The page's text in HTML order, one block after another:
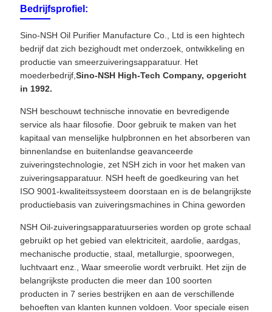
Bedrijfsprofiel:
Sino-NSH Oil Purifier Manufacture Co., Ltd is een hightech
bedrijf dat zich bezighoudt met onderzoek, ontwikkeling en
productie van smeerzuiveringsapparatuur. Het
moederbedrijf,Sino-NSH High-Tech Company, opgericht
in 1992.
NSH beschouwt technische innovatie en bevredigende
service als haar filosofie. Door gebruik te maken van het
kapitaal van menselijke hulpbronnen en het absorberen van
binnenlandse en buitenlandse geavanceerde
zuiveringstechnologie, zet NSH zich in voor het maken van
zuiveringsapparatuur. NSH heeft de goedkeuring van het
ISO 9001-kwaliteitssysteem doorstaan ​​en is de belangrijkste
productiebasis van zuiveringsmachines in China geworden
NSH Oil-zuiveringsapparatuurseries worden op grote schaal
gebruikt op het gebied van elektriciteit, aardolie, aardgas,
mechanische productie, staal, metallurgie, spoorwegen,
luchtvaart enz., Waar smeerolie wordt verbruikt. Het zijn de
belangrijkste producten die meer dan 100 soorten
producten in 7 series bestrijken en aan de verschillende
behoeften van klanten kunnen voldoen. Voor speciale eisen